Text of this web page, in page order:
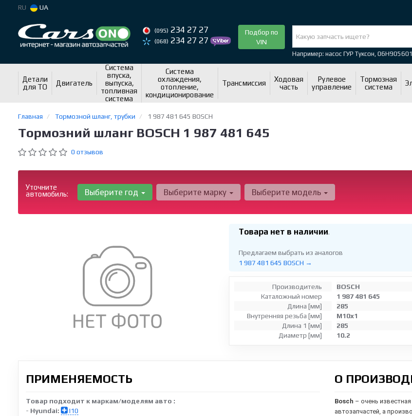
RU UA
(095) 234 27 27
(068) 234 27 27
Подбор по
VIN
Например: насос ГУР Туксон,
Детали
для ТО
Двигатель
Система
впуска,
выпуска,
топливная
система
Система
охлаждения,
отопление,
кондиционирование
Трансмиссия
Ходовая
часть
Рулевое
управление
Тормозная
система
Главная Тормозной шланг, трубки 1 987 481 645 BOSCH
Тормозний шланг BOSCH 1 987 481 645
0 отзывов
Уточните
автомобиль:
Выберите год Выберите марку Выберите модель
Товара нет в наличии.
Предлагаем выбрать из аналогов
1 987 481 645 BOSCH →
Производитель
BOSCH
Каталожный номер
1 987 481 645
Длина [мм]
285
Внутренняя резьба [мм]
M10x1
Длина 1 [мм]
285
Диаметр [мм]
10.2
ПРИМЕНЯЕМОСТЬ
Товар подходит к маркам/моделям авто :
- Hyundai:
I10
О
Bosch – очень
автозапчастей, а